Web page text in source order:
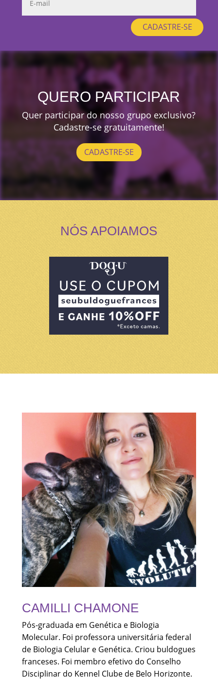
CADASTRE-SE
QUERO PARTICIPAR
Quer participar do nosso grupo exclusivo?
Cadastre-se gratuitamente!
CADASTRE-SE
NÓS APOIAMOS
CAMILLI CHAMONE
Pós-graduada em Genética e Biologia
Molecular. Foi professora universitária federal
de Biologia Celular e Genética. Criou buldogues
franceses. Foi membro efetivo do Conselho
Disciplinar do Kennel Clube de Belo Horizonte.